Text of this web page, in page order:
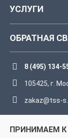
УСЛУГИ
ОБРАТНАЯ
8 (495) 134-
105425, г.
zakaz@tss-
ПРИНИМАЕМ К